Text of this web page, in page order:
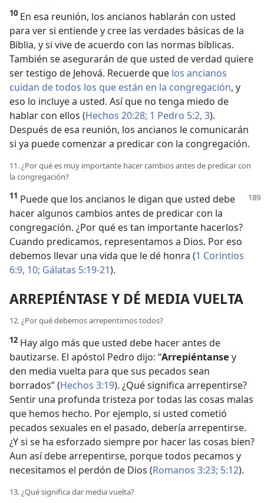
10 En esa reunión, los ancianos hablarán con usted
para ver si entiende y cree las verdades básicas de la
Biblia, y si vive de acuerdo con las normas bíblicas.
También se asegurarán de que usted de verdad quiere
ser testigo de Jehová. Recuerde que los ancianos
cuidan de todos los que están en la congregación, y
eso lo incluye a usted. Así que no tenga miedo de
hablar con ellos (Hechos 20:28; 1 Pedro 5:2, 3).
Después de esa reunión, los ancianos le comunicarán
si ya puede comenzar a predicar con la congregación.
11. ¿Por qué es muy importante hacer cambios antes de predicar con
la congregación?
11 Puede que los ancianos le digan que usted debe
hacer algunos cambios antes de predicar con la
congregación. ¿Por qué es tan importante hacerlos?
Cuando predicamos, representamos a Dios. Por eso
debemos llevar una vida que le dé honra (1 Corintios
6:9, 10; Gálatas 5:19-21).
ARREPIÉNTASE Y DÉ MEDIA VUELTA
12. ¿Por qué debemos arrepentirnos todos?
12 Hay algo más que usted debe hacer antes de
bautizarse. El apóstol Pedro dijo: “Arrepiéntanse y
den media vuelta para que sus pecados sean
borrados” (Hechos 3:19). ¿Qué significa arrepentirse?
Sentir una profunda tristeza por todas las cosas malas
que hemos hecho. Por ejemplo, si usted cometió
pecados sexuales en el pasado, debería arrepentirse.
¿Y si se ha esforzado siempre por hacer las cosas bien?
Aun así debe arrepentirse, porque todos pecamos y
necesitamos el perdón de Dios (Romanos 3:23; 5:12).
13. ¿Qué significa dar media vuelta?